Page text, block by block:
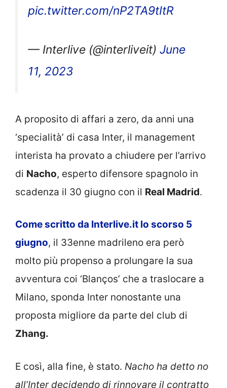
pic.twitter.com/nP2TA9tItR
— Interlive (@interliveit) June
11, 2023
A proposito di affari a zero, da anni una
‘specialità’ di casa Inter, il management
interista ha provato a chiudere per l’arrivo
di Nacho, esperto difensore spagnolo in
scadenza il 30 giugno con il Real Madrid.
Come scritto da Interlive.it lo scorso 5
giugno, il 33enne madrileno era però
molto più propenso a prolungare la sua
avventura coi ‘Blanços’ che a traslocare a
Milano, sponda Inter nonostante una
proposta migliore da parte del club di
Zhang.
E così, alla fine, è stato. Nacho ha detto no
all’Inter decidendo di rinnovare il contratto